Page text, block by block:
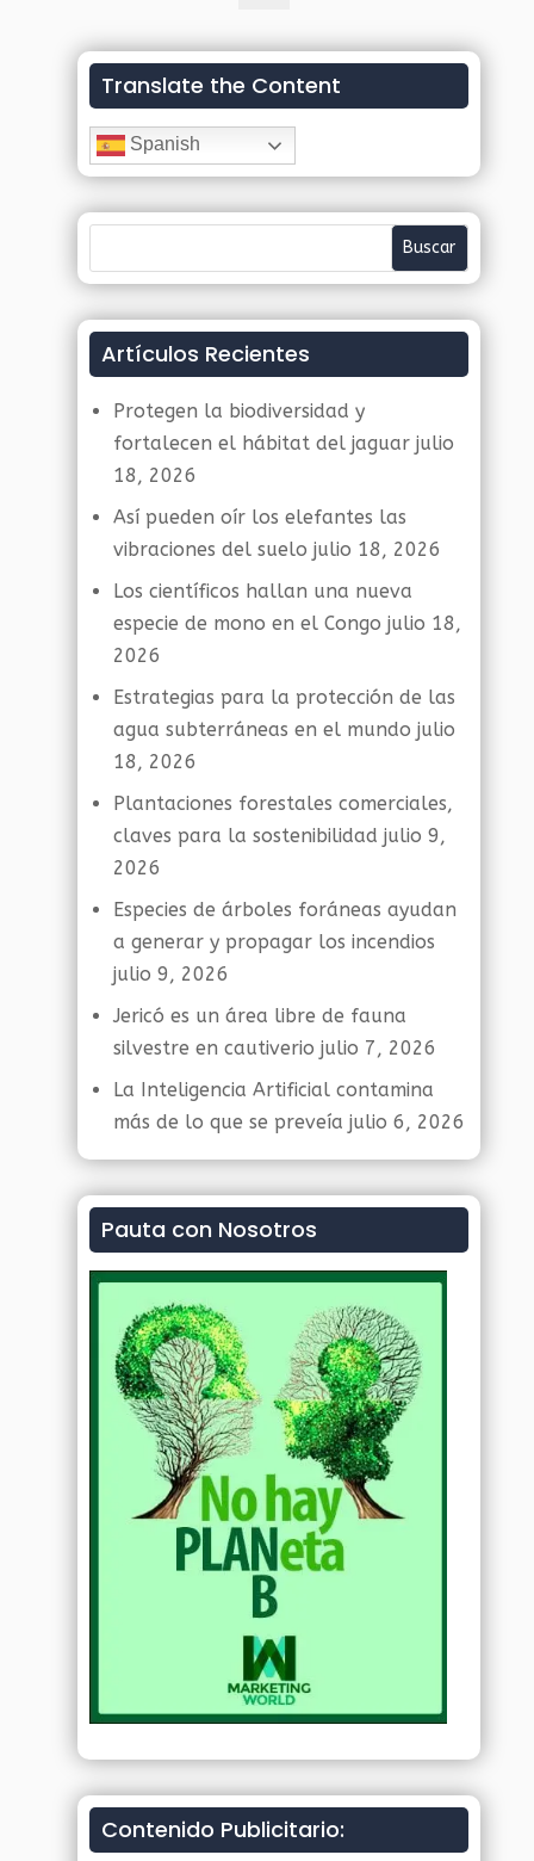
Translate the Content
Spanish
Artículos Recientes
Protegen la biodiversidad y
fortalecen el hábitat del jaguar julio
18, 2026
Así pueden oír los elefantes las
vibraciones del suelo julio 18, 2026
Los científicos hallan una nueva
especie de mono en el Congo julio 18,
2026
Estrategias para la protección de las
agua subterráneas en el mundo julio
18, 2026
Plantaciones forestales comerciales,
claves para la sostenibilidad julio 9,
2026
Especies de árboles foráneas ayudan
a generar y propagar los incendios
julio 9, 2026
Jericó es un área libre de fauna
silvestre en cautiverio julio 7, 2026
La Inteligencia Artificial contamina
más de lo que se preveía julio 6, 2026
Pauta con Nosotros
Contenido Publicitario: